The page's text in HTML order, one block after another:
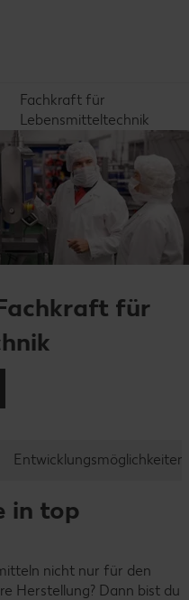
Fachkraft für
Lebensmitteltechnik
für
Entwicklungsmöglichkeiten
in top
nicht nur für den
Herstellung? Dann bist du